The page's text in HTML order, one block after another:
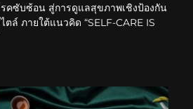
คซับซ้อน สู่การดูแลสุขภาพเชิงป้องกัน
ล์ ภายใต้แนวคิด “SELF-CARE IS